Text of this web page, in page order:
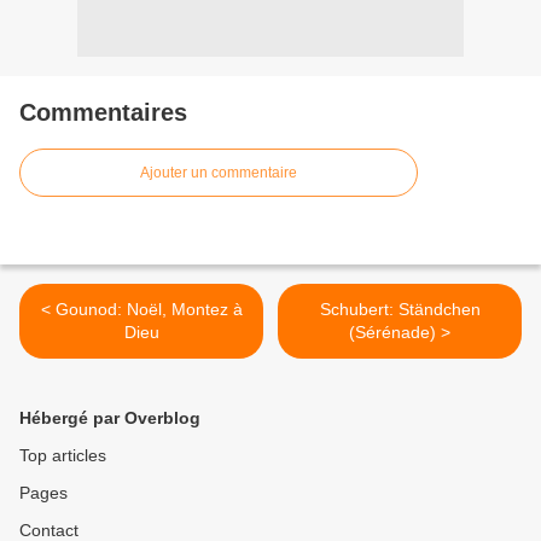
Commentaires
Ajouter un commentaire
< Gounod: Noël, Montez à
Dieu
Schubert: Ständchen
(Sérénade) >
Hébergé par Overblog
Top articles
Pages
Contact